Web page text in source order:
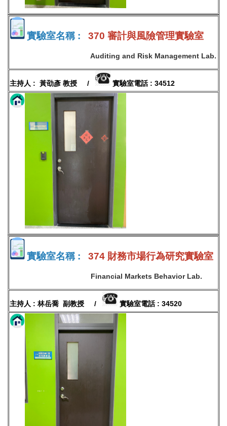
實驗室名稱 : 370 審計與風險管理實驗室
Auditing and Risk Management Lab.
主持人 : 黃劭彥 教授 / 實驗室電話 : 34512
實驗室名稱 : 374 財務市場行為研究實驗室
Financial Markets Behavior Lab.
主持人 : 林岳喬 副教授 / 實驗室電話 : 34520